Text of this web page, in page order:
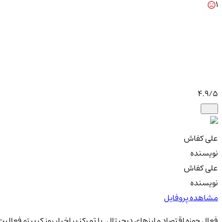
1
4.9/5
علی کفاش
نویسنده
علی کفاش
نویسنده
مشاهده پروفایل